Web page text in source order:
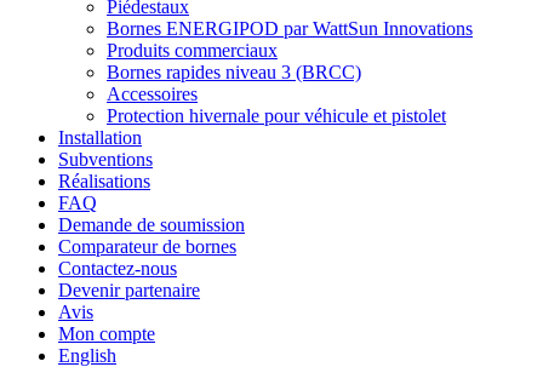
Piédestaux
Bornes ENERGIPOD par WattSun Innovations
Produits commerciaux
Bornes rapides niveau 3 (BRCC)
Accessoires
Protection hivernale pour véhicule et pistolet
Installation
Subventions
Réalisations
FAQ
Demande de soumission
Comparateur de bornes
Contactez-nous
Devenir partenaire
Avis
Mon compte
English